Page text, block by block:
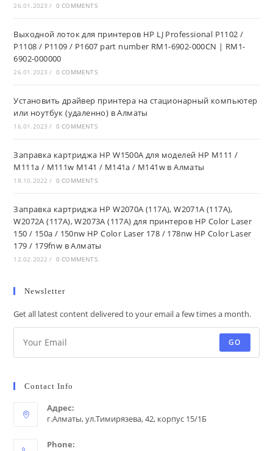
26.01.2023 / 0 COMMENTS
Выходной лоток для принтеров HP LJ Professional P1102 /
P1108 / P1109 / P1607 part number RM1-6902-000CN | RM1-
6902-000000
26.01.2023 / 0 COMMENTS
Установить драйвер принтера на стационарный компьютер
или ноутбук (удаленно) в Алматы
16.01.2023 / 0 COMMENTS
Заправка картриджа HP W1500A для моделей HP M111 /
M111a / M111w M141 / M141a / M141w в Алматы
18.10.2022 / 0 COMMENTS
Заправка картриджа HP W2070A (117A), W2071A (117A),
W2072A (117A), W2073A (117A) для принтеров HP Color Laser
150 / 150a / 150nw HP Color Laser 178 / 178nw HP Color Laser
179 / 179fnw в Алматы
12.02.2022 / 0 COMMENTS
Newsletter
Get all latest content delivered to your email a few times a month.
GO
Contact Info
Адрес:
г.Алматы, ул.Тимирязева, 42, корпус 15/1Б
Phone: